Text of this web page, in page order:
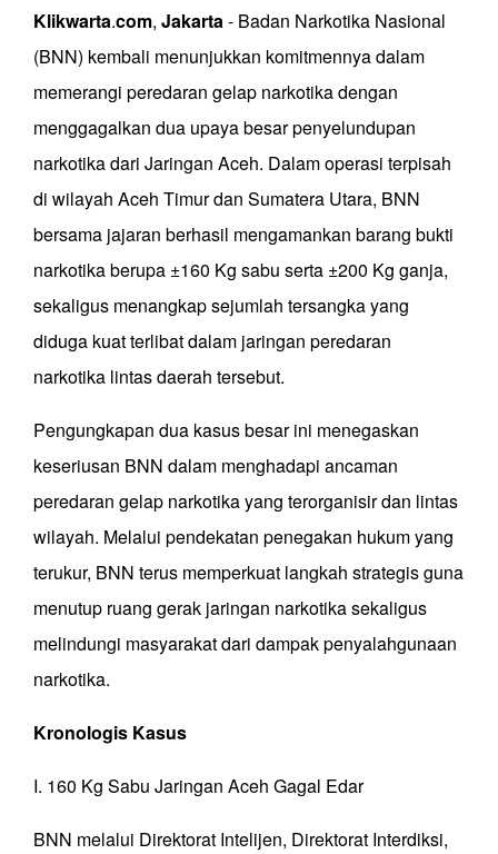
Klikwarta.com, Jakarta- Badan Narkotika Nasional
(BNN) kembali menunjukkan komitmennya dalam
memerangi peredaran gelap narkotika dengan
menggagalkan dua upaya besar penyelundupan
narkotika dari Jaringan Aceh. Dalam operasi terpisah
di wilayah Aceh Timur dan Sumatera Utara, BNN
bersama jajaran berhasil mengamankan barang bukti
narkotika berupa ±160 Kg sabu serta ±200 Kg ganja,
sekaligus menangkap sejumlah tersangka yang
diduga kuat terlibat dalam jaringan peredaran
narkotika lintas daerah tersebut.
Pengungkapan dua kasus besar ini menegaskan
keseriusan BNN dalam menghadapi ancaman
peredaran gelap narkotika yang terorganisir dan lintas
wilayah. Melalui pendekatan penegakan hukum yang
terukur, BNN terus memperkuat langkah strategis guna
menutup ruang gerak jaringan narkotika sekaligus
melindungi masyarakat dari dampak penyalahgunaan
narkotika.
Kronologis Kasus
I. 160 Kg Sabu Jaringan Aceh Gagal Edar
BNN melalui Direktorat Intelijen, Direktorat Interdiksi,